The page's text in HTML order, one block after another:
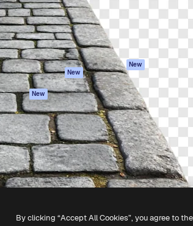
de vídeos
para voz
de stock
para
ChatGPT
New
New
móvel
as
Termos e
condições
Política de
privacidade
Originais New
Política de cookies
Central de
confiabilidade
Afiliados
Empresas
os direitos reservados.
By clicking “Accept All Cookies”, you agree to